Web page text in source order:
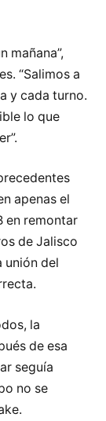
mañana”,
“Salimos a
y cada turno.
lo que
apenas el
en remontar
de Jalisco
unión del
la
de esa
seguía
no se